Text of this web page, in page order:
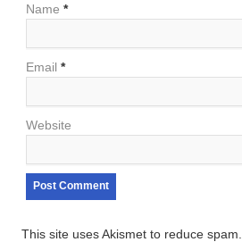
Name *
Email *
Website
This site uses Akismet to reduce spam.